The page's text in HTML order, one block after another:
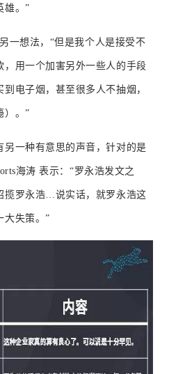
雄。”
一想法，“但是我个人是接受不
，用一个加害另外一些人的手段
到电子烟，甚至很多人不抽烟，
）。”
另一种有意思的声音，针对的是
海涛 表示： “罗永浩发文之
揽罗永浩…说实话，就罗永浩这
大失策。”